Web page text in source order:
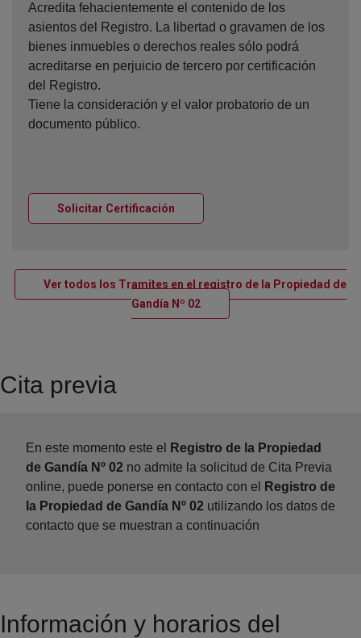
Acredita fehacientemente el contenido de los
asientos del Registro. La libertad o gravamen de los
bienes inmuebles o derechos reales sólo podrá
acreditarse en perjuicio de tercero por certificación
del Registro.
Tiene la consideración y el valor probatorio de un
documento público.
Solicitar Certificación
Ver todos los Tramites en el registro de la Propiedad de
Gandía Nº 02 Ventana nueva
Cita previa
En este momento este el
Registro de la Propiedad
de Gandía Nº 02 no admite la solicitud de Cita Previa
online, puede ponerse en contacto con el
Registro de
la Propiedad de Gandía Nº 02 utilizando los datos de
contacto que se muestran a continuación
Información y horarios del